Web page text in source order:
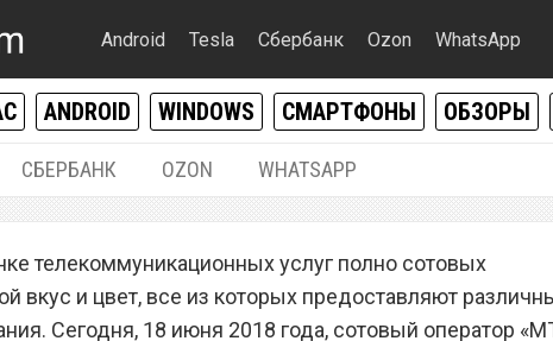
Android Tesla Сбербанк Ozon WhatsApp
ANDROID WINDOWS СМАРТФОНЫ ОБЗОРЫ
СБЕРБАНК OZON WHATSAPP
«МТС» объявил
телекоммуникационных услуг полно сотовых
вкус и цвет, все из которых предоставляют
Сегодня, 18 июня 2018 года, сотовый оператор